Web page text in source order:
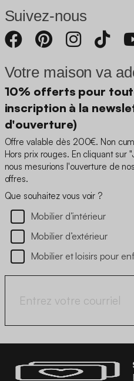
Suivez-nous
Votre maison va
10% offerts pour
inscription à la
d'ouverture)
Offre valable dès 200€. Non
Hors prix rouges. En cliquant sur
nous mesurions l'ouverture de
offres.
Que souhaitez vous voir ?
Mobilier d’intérieur
Mobilier d’extérieur
Mobilier et loisirs pour